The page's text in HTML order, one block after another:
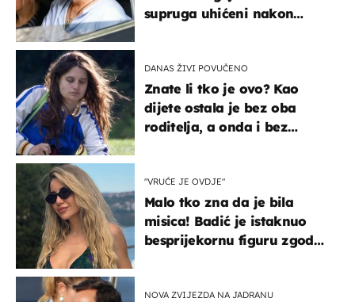
supruga uhićeni nakon
DANAS ŽIVI POVUČENO
Znate li tko je ovo? Kao
dijete ostala je bez oba
roditelja, a onda i bez
"VRUĆE JE OVDJE"
Malo tko zna da je bila
misica! Badić je istaknuo
besprijekornu figuru zgodne
NOVA ZVIJEZDA NA JADRANU